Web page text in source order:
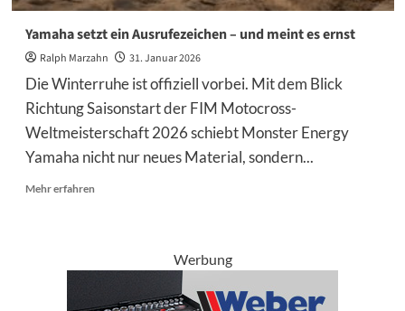
Yamaha setzt ein Ausrufezeichen – und meint es ernst
Ralph Marzahn 31. Januar 2026
Die Winterruhe ist offiziell vorbei. Mit dem Blick
Richtung Saisonstart der FIM Motocross-
Weltmeisterschaft 2026 schiebt Monster Energy
Yamaha nicht nur neues Material, sondern...
Mehr erfahrenMehr
ein
–
Werbung